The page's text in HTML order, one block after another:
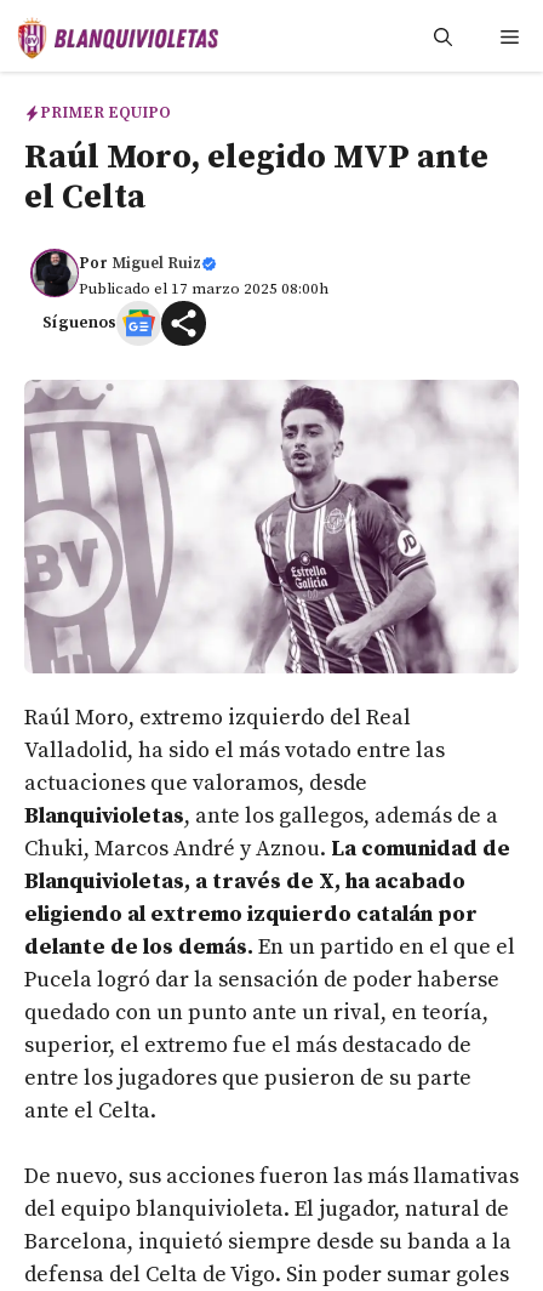
Saltar
PRIMER EQUIPO
Raúl Moro, elegido MVP ante
el Celta
Por Miguel Ruiz
Publicado el 17 marzo 2025 08:00h
Síguenos
Raúl Moro, extremo izquierdo del Real
Valladolid, ha sido el más votado entre las
actuaciones que valoramos, desde
Blanquivioletas, ante los gallegos, además de a
Chuki, Marcos André y Aznou. La comunidad de
Blanquivioletas, a través de X, ha acabado
eligiendo al extremo izquierdo catalán por
delante de los demás. En un partido en el que el
Pucela logró dar la sensación de poder haberse
quedado con un punto ante un rival, en teoría,
superior, el extremo fue el más destacado de
entre los jugadores que pusieron de su parte
ante el Celta.
De nuevo, sus acciones fueron las más llamativas
del equipo blanquivioleta. El jugador, natural de
Barcelona, inquietó siempre desde su banda a la
defensa del Celta de Vigo. Sin poder sumar goles